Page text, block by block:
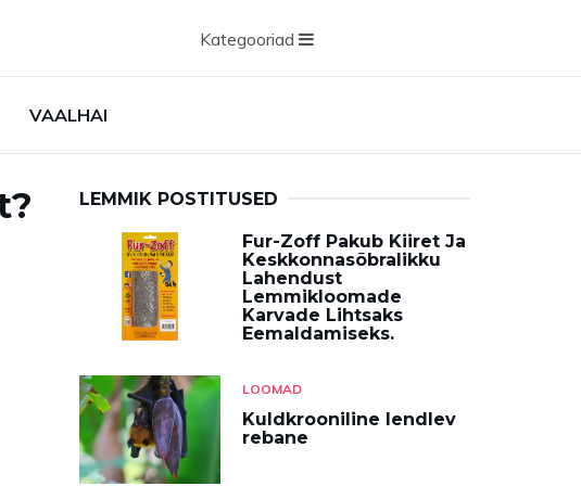
Kategooriad
VAALHAI
LEMMIK POSTITUSED
Fur-Zoff Pakub Kiiret Ja
Keskkonnasõbralikku
Lahendust
Lemmikloomade
Karvade Lihtsaks
Eemaldamiseks.
LOOMAD
Kuldkrooniline lendlev
rebane